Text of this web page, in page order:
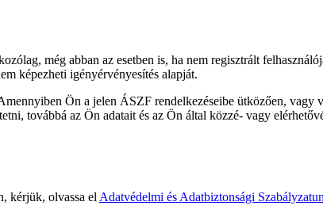
még abban az esetben is, ha nem regisztrált
képezheti igényérvényesítés alapját.
Ön a jelen ÁSZF rendelkezéseibe ütközően, vagy
továbbá az Ön adatait és az Ön által közzé- vagy
kérjük, olvassa el Adatvédelmi és Adatbiztonsági